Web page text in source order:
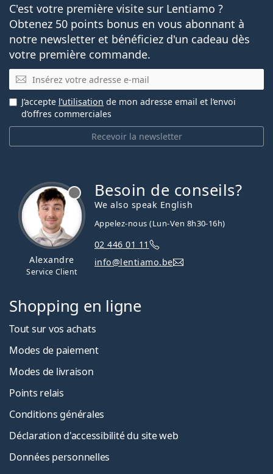
C'est votre première visite sur Lentiamo ?
Obtenez 50 points bonus en vous abonnant à
notre newsletter et bénéficiez d'un cadeau dès
votre première commande.
E-mail
Recevoir la newsletter
J’accepte l’utilisation de mon adresse email et l’envoi
d’offres commerciales
Alexandre
Service Client
Besoin de conseils?
We also speak English
Appelez-nous (Lun-Ven 8h30-16h)
02 446 01 11
info@lentiamo.be
Shopping en ligne
Tout sur vos achats
Modes de paiement
Modes de livraison
Points relais
Conditions générales
Déclaration d'accessibilité du site web
Données personnelles